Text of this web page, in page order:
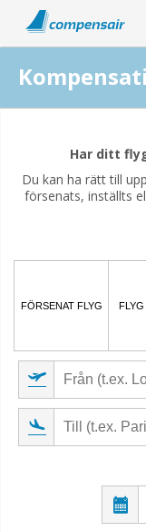
Har ditt
Du kan ha rätt till
försenats, inställts
FÖRSENAT FLYG